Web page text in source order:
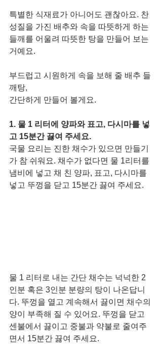
특별한 식재료가 아니어도 괜찮아요. 찬
성질을 가진 배추와 속을 따뜻하게 하는
들깨를 어울려 따뜻한 탕을 만들어 보는
거예요.
부드럽고 시원하게 속을 보해 줄 배추 들
깨탕,
간단하게 만들어 볼게요.
1. 물 1 리터에 양파와 표고, 다시마를 넣
고 15분간 끓여 주세요.
국물 요리는 진한 채수가 있으면 만들기
가 참 쉬워요. 채수가 없다면 물 1리터를
냄비에 넣고 채 친 양파, 표고, 다시마를
넣고 뚜껑을 닫고 15분간 끓여 주세요.
물 1 리터로 내는 간단 채수는 넉넉한 2
인분 혹은 3인분 분량의 탕이 나온답니
다. 뚜껑을 열고 계속해서 끓이면 채수의
양이 부족해 질 수 있어요. 뚜껑을 닫고
센불에서 끓이고 중불과 약불로 줄여주
면서 15분간 끓여 주세요.